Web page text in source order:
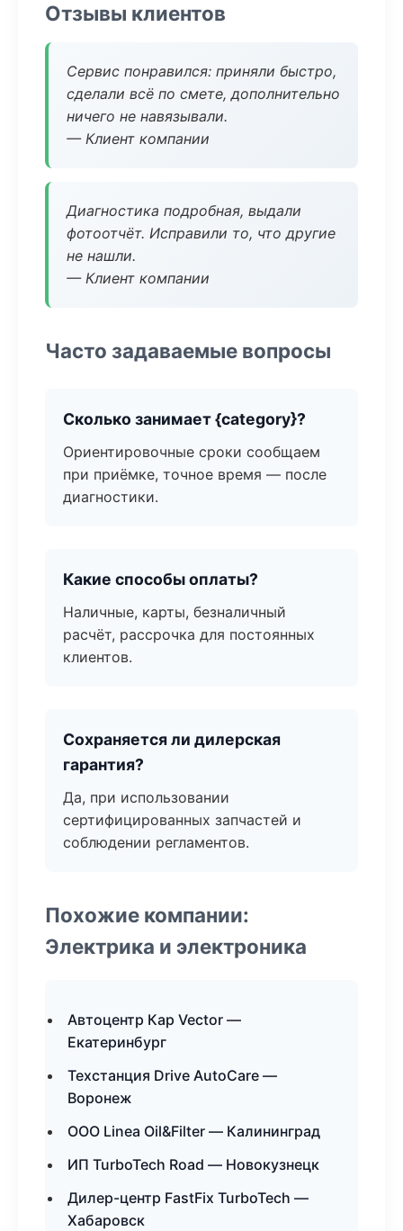
Отзывы клиентов
Сервис понравился: приняли быстро,
сделали всё по смете, дополнительно
ничего не навязывали.
— Клиент компании
Диагностика подробная, выдали
фотоотчёт. Исправили то, что другие
не нашли.
— Клиент компании
Часто задаваемые вопросы
Сколько занимает {category}?
Ориентировочные сроки сообщаем
при приёмке, точное время — после
диагностики.
Какие способы оплаты?
Наличные, карты, безналичный
расчёт, рассрочка для постоянных
клиентов.
Сохраняется ли дилерская
гарантия?
Да, при использовании
сертифицированных запчастей и
соблюдении регламентов.
Похожие компании:
Электрика и электроника
Автоцентр Кар Vector —
Екатеринбург
Техстанция Drive AutoCare —
Воронеж
ООО Linea Oil&Filter — Калининград
ИП TurboTech Road — Новокузнецк
Дилер-центр FastFix TurboTech —
Хабаровск